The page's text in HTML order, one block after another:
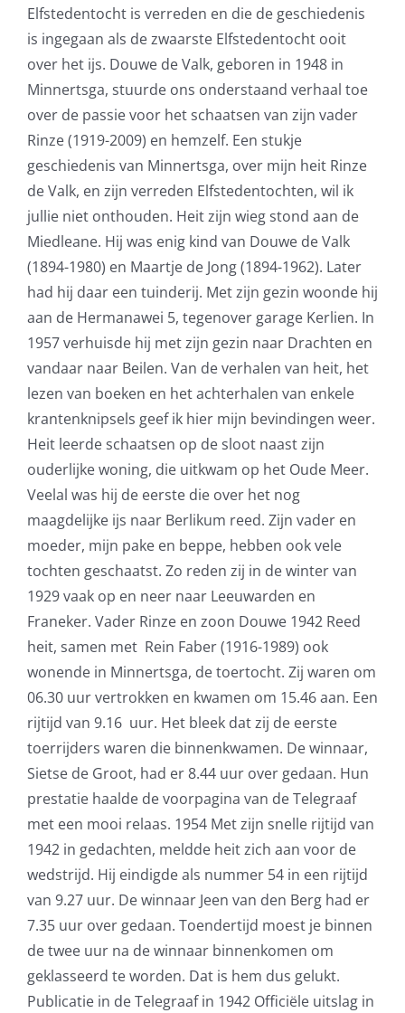
Elfstedentocht is verreden en die de geschiedenis
is ingegaan als de zwaarste Elfstedentocht ooit
over het ijs. Douwe de Valk, geboren in 1948 in
Minnertsga, stuurde ons onderstaand verhaal toe
over de passie voor het schaatsen van zijn vader
Rinze (1919-2009) en hemzelf. Een stukje
geschiedenis van Minnertsga, over mijn heit Rinze
de Valk, en zijn verreden Elfstedentochten, wil ik
jullie niet onthouden. Heit zijn wieg stond aan de
Miedleane. Hij was enig kind van Douwe de Valk
(1894-1980) en Maartje de Jong (1894-1962). Later
had hij daar een tuinderij. Met zijn gezin woonde hij
aan de Hermanawei 5, tegenover garage Kerlien. In
1957 verhuisde hij met zijn gezin naar Drachten en
vandaar naar Beilen. Van de verhalen van heit, het
lezen van boeken en het achterhalen van enkele
krantenknipsels geef ik hier mijn bevindingen weer.
Heit leerde schaatsen op de sloot naast zijn
ouderlijke woning, die uitkwam op het Oude Meer.
Veelal was hij de eerste die over het nog
maagdelijke ijs naar Berlikum reed. Zijn vader en
moeder, mijn pake en beppe, hebben ook vele
tochten geschaatst. Zo reden zij in de winter van
1929 vaak op en neer naar Leeuwarden en
Franeker. Vader Rinze en zoon Douwe 1942 Reed
heit, samen met Rein Faber (1916-1989) ook
wonende in Minnertsga, de toertocht. Zij waren om
06.30 uur vertrokken en kwamen om 15.46 aan. Een
rijtijd van 9.16 uur. Het bleek dat zij de eerste
toerrijders waren die binnenkwamen. De winnaar,
Sietse de Groot, had er 8.44 uur over gedaan. Hun
prestatie haalde de voorpagina van de Telegraaf
met een mooi relaas. 1954 Met zijn snelle rijtijd van
1942 in gedachten, meldde heit zich aan voor de
wedstrijd. Hij eindigde als nummer 54 in een rijtijd
van 9.27 uur. De winnaar Jeen van den Berg had er
7.35 uur over gedaan. Toendertijd moest je binnen
de twee uur na de winnaar binnenkomen om
geklasseerd te worden. Dat is hem dus gelukt.
Publicatie in de Telegraaf in 1942 Officiële uitslag in